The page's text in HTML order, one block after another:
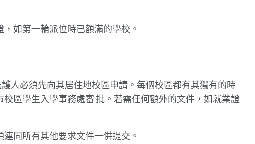
如第一輪派位時已額滿的學校。
人必須先向其居住地校區申請。每個校區都有其獨有的時
區學生入學事務處審 批。若需任何額外的文件，如就業證
同所有其他要求文件一併提交。